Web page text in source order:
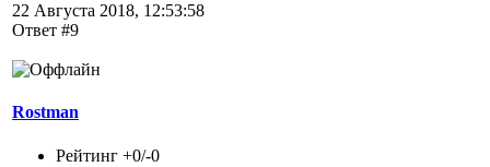
22 Августа 2018, 12:53:58
Ответ #9
Rostman
Рейтинг +0/-0